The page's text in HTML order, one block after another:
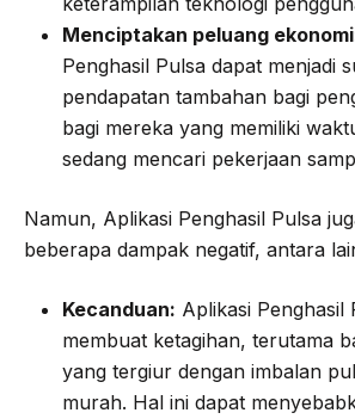
Menciptakan peluang
Penghasil Pulsa dapat menjadi
pendapatan tambahan bagi
bagi mereka yang memiliki
sedang mencari pekerjaan
Namun, Aplikasi Penghasil Pulsa
beberapa dampak negatif, antara
Kecanduan: Aplikasi Penghasil
membuat ketagihan, terutama
yang tergiur dengan imbalan
murah. Hal ini dapat